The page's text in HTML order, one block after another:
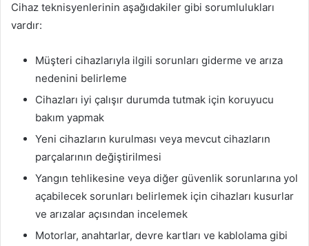
Cihaz teknisyenlerinin aşağıdakiler gibi sorumlulukları
vardır:
Müşteri cihazlarıyla ilgili sorunları giderme ve arıza
nedenini belirleme
Cihazları iyi çalışır durumda tutmak için koruyucu
bakım yapmak
Yeni cihazların kurulması veya mevcut cihazların
parçalarının değiştirilmesi
Yangın tehlikesine veya diğer güvenlik sorunlarına yol
açabilecek sorunları belirlemek için cihazları kusurlar
ve arızalar açısından incelemek
Motorlar, anahtarlar, devre kartları ve kablolama gibi